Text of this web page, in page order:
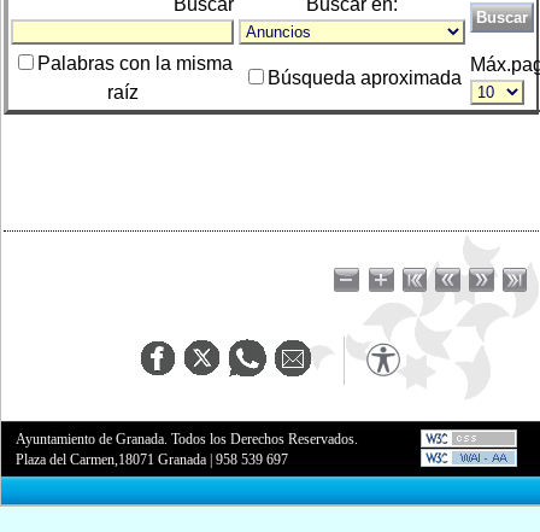
Palabras con la misma
raíz
Búsqueda aproximada
Ayuntamiento de Granada. Todos los Derechos Reservados.
Plaza del Carmen,18071 Granada |958 539 697